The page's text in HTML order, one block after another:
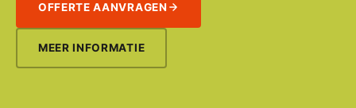
OFFERTE AANVRAGEN
MEER INFORMATIE